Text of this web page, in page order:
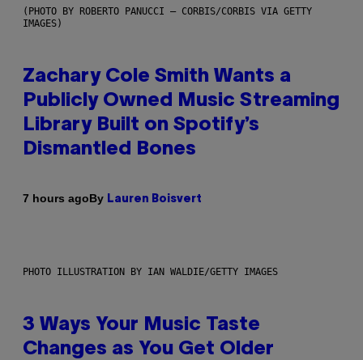
(PHOTO BY ROBERTO PANUCCI – CORBIS/CORBIS VIA GETTY
IMAGES)
Zachary Cole Smith Wants a
Publicly Owned Music Streaming
Library Built on Spotify’s
Dismantled Bones
7 hours agoBy Lauren Boisvert
PHOTO ILLUSTRATION BY IAN WALDIE/GETTY IMAGES
3 Ways Your Music Taste
Changes as You Get Older